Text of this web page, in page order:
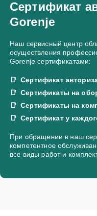
Сертификат
Gorenje
Наш сервисный центр
осуществления
Gorenje сертификатами:
Сертификат
Сертификаты на
Сертификаты на
Сертификат у
При обращении в наш
компетентное
все виды работ и